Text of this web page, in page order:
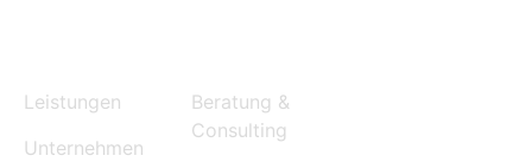
Leistungen
Unternehmen
Beratung &
Consulting